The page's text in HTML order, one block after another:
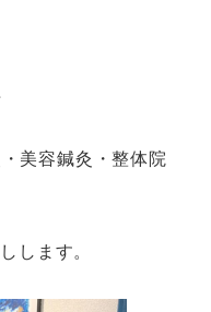
美容鍼灸・整体院
します。